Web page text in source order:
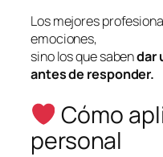
Los mejores
emociones,
sino los que sabendar
antes de responder.
Cómo
personal